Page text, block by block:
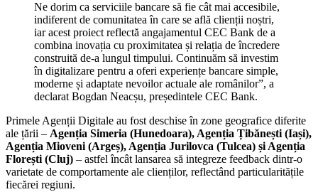
Ne dorim ca serviciile bancare să fie cât mai accesibile,
indiferent de comunitatea în care se află clienții noștri,
iar acest proiect reflectă angajamentul CEC Bank de a
combina inovația cu proximitatea și relația de încredere
construită de-a lungul timpului. Continuăm să investim
în digitalizare pentru a oferi experiențe bancare simple,
moderne și adaptate nevoilor actuale ale românilor”, a
declarat Bogdan Neacșu, președintele CEC Bank.
Primele Agenții Digitale au fost deschise în zone geografice diferite
ale țării – Agenția Simeria (Hunedoara), Agenția Țibănești (Iași),
Agenția Mioveni (Argeș), Agenția Jurilovca (Tulcea) și Agenția
Florești (Cluj) – astfel încât lansarea să integreze feedback dintr-o
varietate de comportamente ale clienților, reflectând particularitățile
fiecărei regiuni.